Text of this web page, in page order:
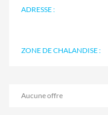
ADRESSE :
ZONE DE CHALANDISE :
Aucune offre